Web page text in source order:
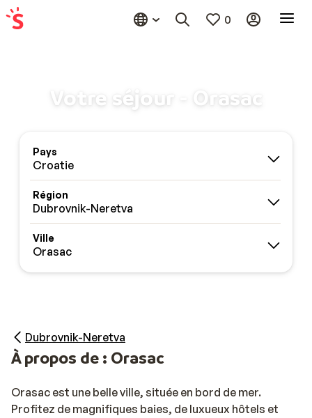
0
Votre séjour - Orasac
Pays
Croatie
Région
Dubrovnik-Neretva
Ville
Orasac
Dubrovnik-Neretva
À propos de : Orasac
Orasac est une belle ville, située en bord de mer.
Profitez de magnifiques baies, de luxueux hôtels et